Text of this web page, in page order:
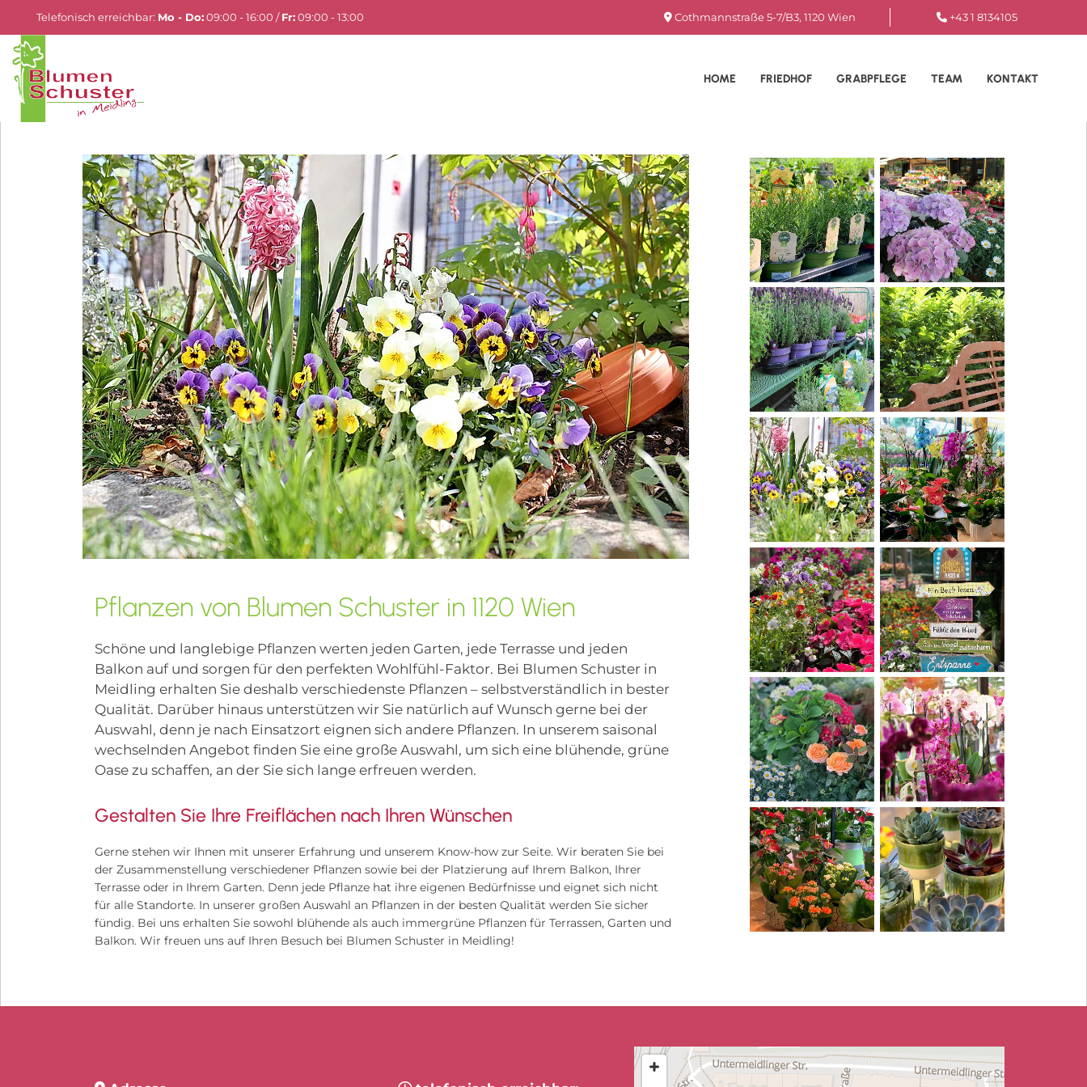
Telefonisch erreichbar: Mo - Do:09:00 - 16:00 /Fr:09:00 - 13:00  Cothmannstraße 5-7/B3, 1120 Wien  +43 1 8134105
HOME FRIEDHOF GRABPFLEGE TEAM KONTAKT
Pflanzen von Blumen Schuster in 1120 Wien
Schöne und langlebige Pflanzen werten jeden Garten, jede Terrasse und jeden
Balkon auf und sorgen für den perfekten Wohlfühl-Faktor. Bei Blumen Schuster in
Meidling erhalten Sie deshalb verschiedenste Pflanzen – selbstverständlich in bester
Qualität. Darüber hinaus unterstützen wir Sie natürlich auf Wunsch gerne bei der
Auswahl, denn je nach Einsatzort eignen sich andere Pflanzen. In unserem saisonal
wechselnden Angebot finden Sie eine große Auswahl, um sich eine blühende, grüne
Oase zu schaffen, an der Sie sich lange erfreuen werden.
Gestalten Sie Ihre Freiflächen nach Ihren Wünschen
Gerne stehen wir Ihnen mit unserer Erfahrung und unserem Know-how zur Seite. Wir beraten Sie bei
der Zusammenstellung verschiedener Pflanzen sowie bei der Platzierung auf Ihrem Balkon, Ihrer
Terrasse oder in Ihrem Garten. Denn jede Pflanze hat ihre eigenen Bedürfnisse und eignet sich nicht
für alle Standorte. In unserer großen Auswahl an Pflanzen in der besten Qualität werden Sie sicher
fündig. Bei uns erhalten Sie sowohl blühende als auch immergrüne Pflanzen für Terrassen, Garten und
Balkon. Wir freuen uns auf Ihren Besuch bei Blumen Schuster in Meidling!